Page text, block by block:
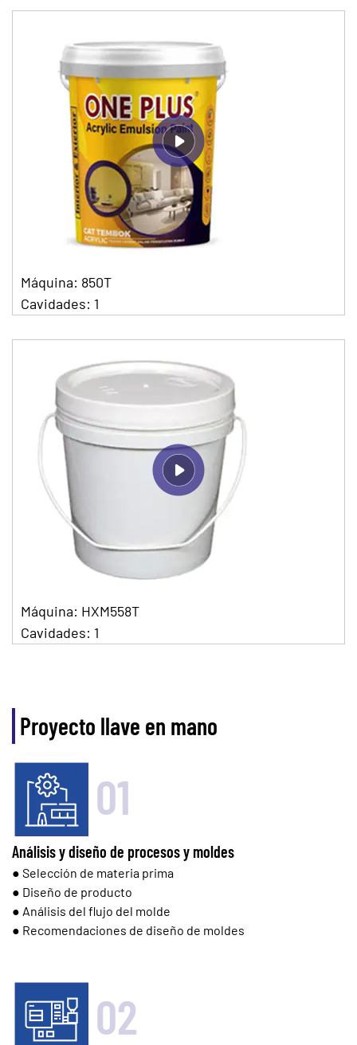
Máquina: 850T
Cavidades: 1
Máquina: HXM558T
Cavidades: 1
Proyecto llave en mano
01
Análisis y diseño de procesos y moldes
● Selección de materia prima
● Diseño de producto
● Análisis del flujo del molde
● Recomendaciones de diseño de moldes
02